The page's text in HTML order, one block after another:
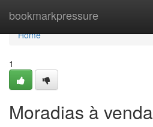
bookmarkpressure
Home
Home
1
Moradias à